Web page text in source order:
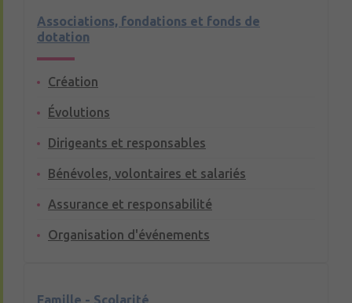
Associations, fondations et fonds de
dotation
Création
Évolutions
Dirigeants et responsables
Bénévoles, volontaires et salariés
Assurance et responsabilité
Organisation d'événements
Famille - Scolarité